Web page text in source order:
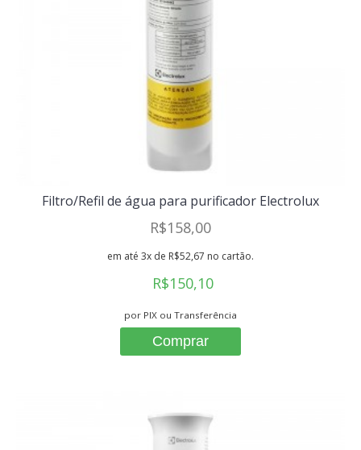
Filtro/Refil de água para purificador Electrolux
R$158,00
em até 3x de R$52,67 no cartão.
R$150,10
por PIX ou Transferência
Comprar